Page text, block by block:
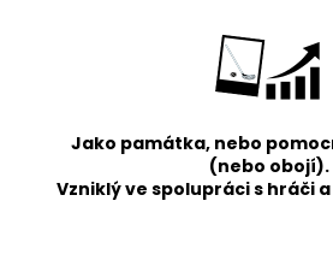
Jako památka, nebo
(nebo obojí).
Vzniklý ve spolupráci s hráči